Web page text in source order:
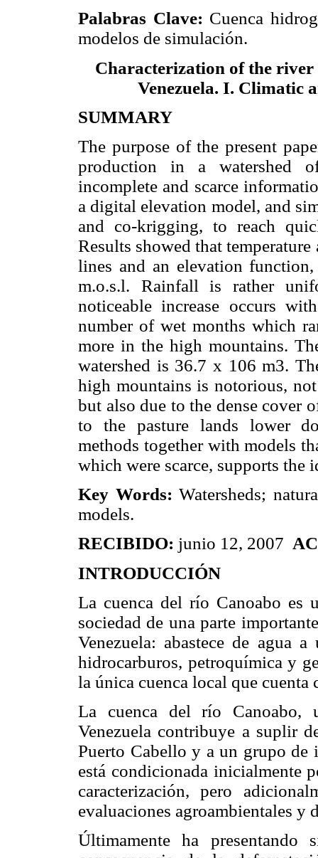
Palabras Clave: Cuenca
modelos de simulación.
Characterization of the river
Venezuela. I. Climatic
SUMMARY
The purpose of the present
production in a watershed
incomplete and scarce
a digital elevation model, and
and co-krigging, to reach
Results showed that
lines and an elevation
m.o.s.l. Rainfall is rather
noticeable increase occurs
number of wet months which
more in the high mountains.
watershed is 36.7 x 106 m3.
high mountains is notorious,
but also due to the dense cover
to the pasture lands lower
methods together with models
which were scarce, supports the
Key Words:Watersheds;
models.
RECIBIDO: junio 12, 2007
INTRODUCCIÓN
La cuenca del río Canoabo es
sociedad de una parte
Venezuela: abastece de agua
hidrocarburos, petroquímica y
la única cuenca local que cuenta
La cuenca del río Canoabo,
Venezuela contribuye a suplir
Puerto Cabello y a un grupo de
está condi­cionada inicialmente
caracterización, pero
evaluaciones agroambientales y
Últimamente ha presentando